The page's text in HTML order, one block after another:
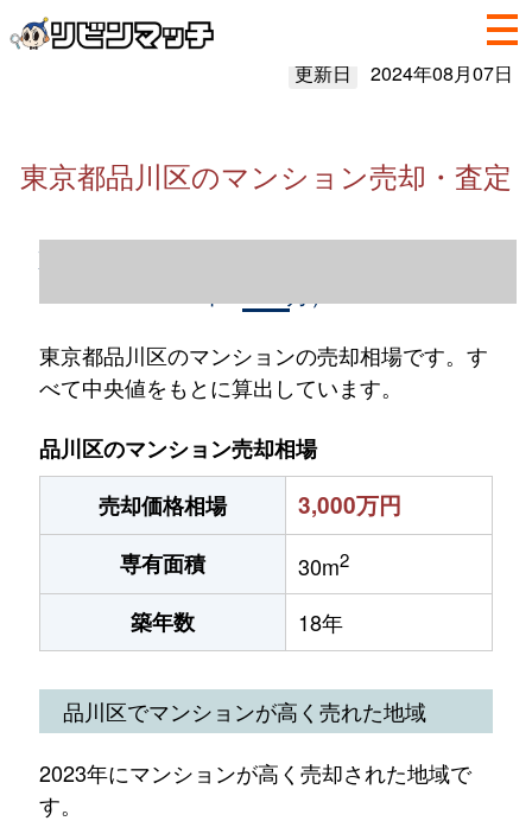
更新日 2024年08月07日
東京都品川区のマンション売却・査定
東京都品川区のマンション売却情報（2023
東京都品川区のマンションの売却相場です。す
べて中央値をもとに算出しています。
品川区のマンション売却相場
売却価格相場
3,000万円
専有面積 30m2
築年数 18年
品川区でマンションが高く売れた地域
2023年にマンションが高く売却された地域で
す。